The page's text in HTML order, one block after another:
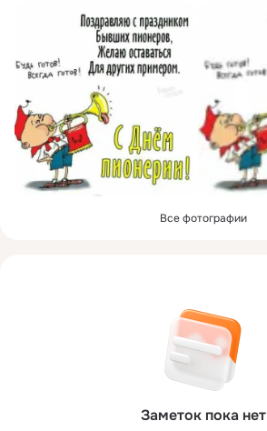
Все фотографии
Заметок пока нет